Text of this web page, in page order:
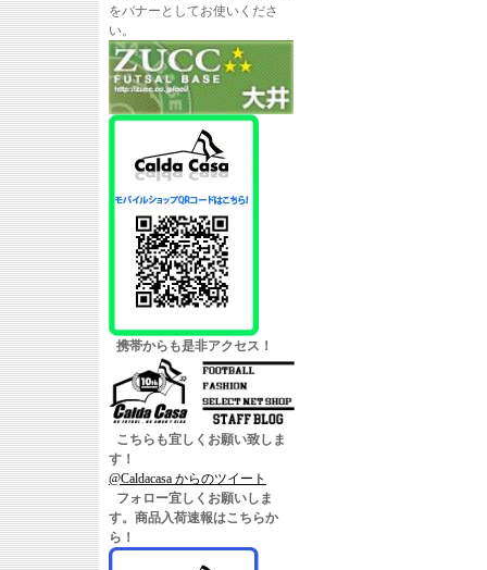
をバナーとしてお使いくださ
い。
携帯からも是非アクセス！
こちらも宜しくお願い致しま
す！
@Caldacasa からのツイート
フォロー宜しくお願いしま
す。商品入荷速報はこちらか
ら！